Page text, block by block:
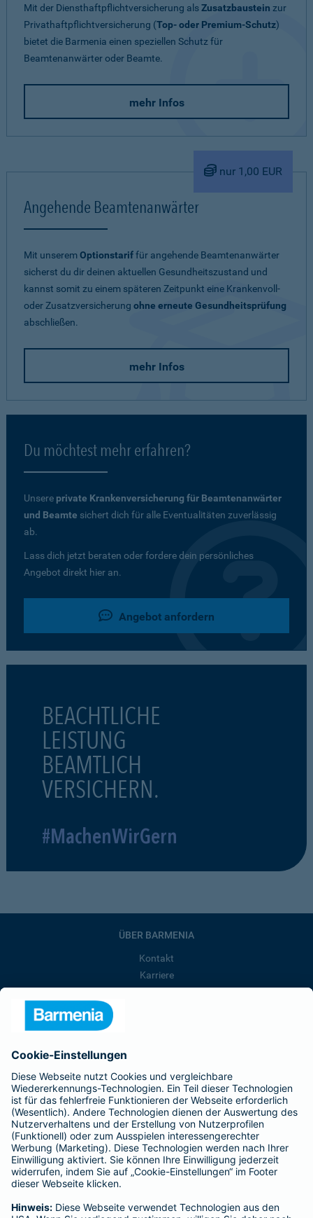
Mit der Diensthaftpflichtversicherung alsZusatzbaustein zur
Privathaftpflichtversicherung (Top- oder Premium-Schutz)
bietet die Barmenia einen speziellen Schutz für
Beamtenanwärter oder Beamte.
mehr Infos
nur 1,00 EUR
Angehende Beamtenanwärter
Mit unseremOptionstariffür angehende Beamtenanwärter
sicherst du dir deinen aktuellen Gesundheitszustand und
kannst somit zu einem späteren Zeitpunkt eine Krankenvoll-
oder Zusatzversicherung ohne erneute Gesundheitsprüfung
abschließen.
mehr Infos
Du möchtest mehr erfahren?
Unsere private Krankenversicherung für Beamtenanwärter
und Beamte sichert dich für alle Eventualitäten zuverlässig
ab.
Lass dich jetzt beraten oder fordere dein persönliches
Angebot direkt hier an.
Angebot anfordern
BEACHTLICHE
LEISTUNG
BEAMTLICH
VERSICHERN.
#MachenWirGern
ÜBER BARMENIA
Kontakt
Karriere
Barmenia ist Teil der BarmeniaGothaer
BELIEBTE SEITEN
Kranken-Zusatzversicherung
Tierversicherungen
Haftpflichtversicherung
Hausratversicherung